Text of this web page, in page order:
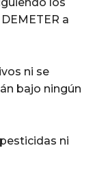
a
ni se
bajo ningún
ni